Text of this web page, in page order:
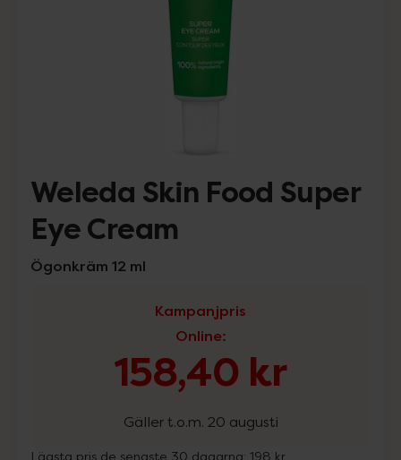
Weleda Skin Food Super
Eye Cream
Ögonkräm 12 ml
Kampanjpris
Online:
158,40 kr
Gäller t.o.m. 20 augusti
Lägsta pris de senaste 30 dagarna: 198 kr